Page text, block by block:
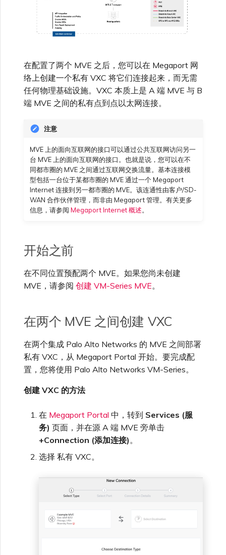
登录 Megaport Portal
合作伙伴托管账户
限制与配额
Latitude.sh
OVHcloud
SAP
VMware Cloud
OVHcloud MCR 连接
SAP HANA Enterprise
Cloud
MCR Looking Glass (路由诊
MCR 私有云间互联
终止 MCR
查看操作日志
监控维护和中断事件
锁定 Megaport 服务
Megaport 授权书
VXC、Megaport Internet 和
IX 计费
创建到 Google Cloud 的
创建 MCR
使用 API 创建 MCR VXC
从 MCR 创建到 Azure 的
从 MVE 创建到 AWS 的 VXC
VXC
从 MVE 创建到 Google 的
更改 IX 配置
迁移 VXC 和 IX
关闭 VXC 和 IX
监控服务状态
设置 OpenMetrics 服务监控
Azure 服务密钥 API 响应字
Megaport Terraform
Provider
在演示环境中测试
客户安全责任
Megaport Portal 认证常见
X-Auth Token 弃用常见问题
单点登录（SSO）功能与使
用说明
故障排查后续步骤
在配置了两个 MVE 之后，您可以在 Megaport 网
络上创建一个私有 VXC 将它们连接起来，而无需
任何物理基础设施。VXC 本质上是 A 端 MVE 与 B
端 MVE 之间的私有点到点以太网连接。
注意
MVE 上的面向互联网的接口可以通过公共互联网访问另一
台 MVE 上的面向互联网的接口。也就是说，您可以在不
同都市圈的 MVE 之间通过互联网交换流量。基本连接模
型包括一台位于某都市圈的 MVE 通过一个 Megaport
Internet 连接到另一都市圈的 MVE。该连通性由客户/SD-
WAN 合作伙伴管理，而非由 Megaport 管理。有关更多
信息，请参阅 Megaport Internet 概述。
开始之前
在不同位置预配两个 MVE。如果您尚未创建
MVE，请参阅 创建 VM-Series MVE。
在两个 MVE 之间创建 VXC
在两个集成 Palo Alto Networks 的 MVE 之间部署
私有 VXC，从 Megaport Portal 开始。要完成配
置，您将使用 Palo Alto Networks VM-Series。
创建 VXC 的方法
在 Megaport Portal 中，转到 Services (服
务) 页面，并在源 A 端 MVE 旁单击
+Connection (添加连接)。
选择 私有 VXC。